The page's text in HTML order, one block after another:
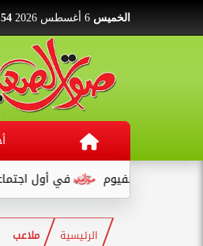
الخميس
في أول اجتماعاته .. وكيل صحة قنا
الرئيسية ملاعب